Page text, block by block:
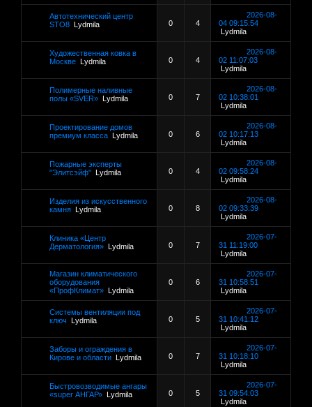
Автотехнический центр
STO8 Lydmila 0 4
2026-08-
04 09:15:54
Lydmila
Художественная ковка в
Москве Lydmila 0 4
2026-08-
02 11:07:03
Lydmila
Полимерные наливные
полы «SVER» Lydmila 0 7
2026-08-
02 10:38:01
Lydmila
Проектирование домов
премиум класса Lydmila 0 6
2026-08-
02 10:17:13
Lydmila
Пожарные эксперты
"Элитсэйф" Lydmila 0 4
2026-08-
02 09:58:24
Lydmila
Изделия из искусственного
камня Lydmila 0 8
2026-08-
02 09:33:39
Lydmila
Клиника «Центр
Дерматология» Lydmila 0 7
2026-07-
31 11:19:00
Lydmila
Магазин климатического
оборудования
«ПрофКлимат» Lydmila
0 6
2026-07-
31 10:58:51
Lydmila
Системы вентиляции под
ключ Lydmila 0 5
2026-07-
31 10:41:12
Lydmila
Заборы и ограждения в
Кирове и области Lydmila 0 7
2026-07-
31 10:18:10
Lydmila
Быстровозводимые ангары
«super АНГАР» Lydmila 0 5
2026-07-
31 09:54:03
Lydmila